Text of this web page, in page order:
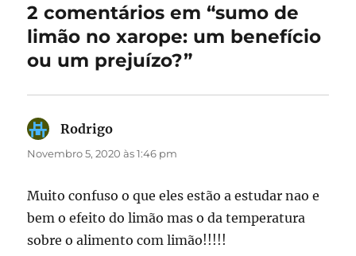
2 comentários em “sumo de
limão no xarope: um benefício
ou um prejuízo?”
Rodrigo
Novembro 5, 2020 às 1:46 pm
Muito confuso o que eles estão a estudar nao e
bem o efeito do limão mas o da temperatura
sobre o alimento com limão!!!!!